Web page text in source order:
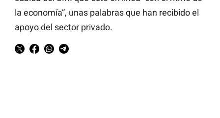
la economía”, unas palabras que han recibido el
apoyo del sector privado.